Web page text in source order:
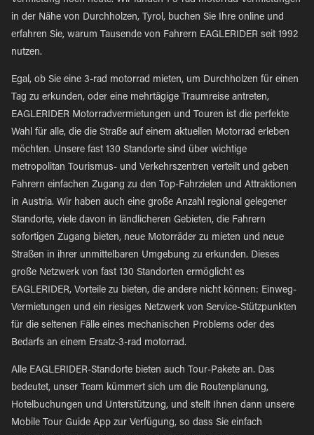
in der Nähe von Durchholzen, Tyrol, buchen Sie Ihre online und
erfahren Sie, warum Tausende von Fahrern EAGLERIDER seit 1992
nutzen.
Egal, ob Sie eine 3-rad motorrad mieten, um Durchholzen für einen
Tag zu erkunden, oder eine mehrtägige Traumreise antreten,
EAGLERIDER Motorradvermietungen und Touren ist die perfekte
Wahl für alle, die die Straße auf einem aktuellen Motorrad erleben
möchten. Unsere fast 130 Standorte sind über wichtige
metropolitan Tourismus- und Verkehrszentren verteilt und geben
Fahrern einfachen Zugang zu den Top-Fahrzielen und Attraktionen
in Austria. Wir haben auch eine große Anzahl regional gelegener
Standorte, viele davon in ländlicheren Gebieten, die Fahrern
sofortigen Zugang bieten, neue Motorräder zu mieten und neue
Straßen in ihrer unmittelbaren Umgebung zu erkunden. Dieses
große Netzwerk von fast 130 Standorten ermöglicht es
EAGLERIDER, Vorteile zu bieten, die andere nicht können: Einweg-
Vermietungen und ein riesiges Netzwerk von Service-Stützpunkten
für die seltenen Fälle eines mechanischen Problems oder des
Bedarfs an einem Ersatz-3-rad motorrad.
Alle EAGLERIDER-Standorte bieten auch Tour-Pakete an. Das
bedeutet, unser Team kümmert sich um die Routenplanung,
Hotelbuchungen und Unterstützung, und stellt Ihnen dann unsere
Mobile Tour Guide App zur Verfügung, so dass Sie einfach